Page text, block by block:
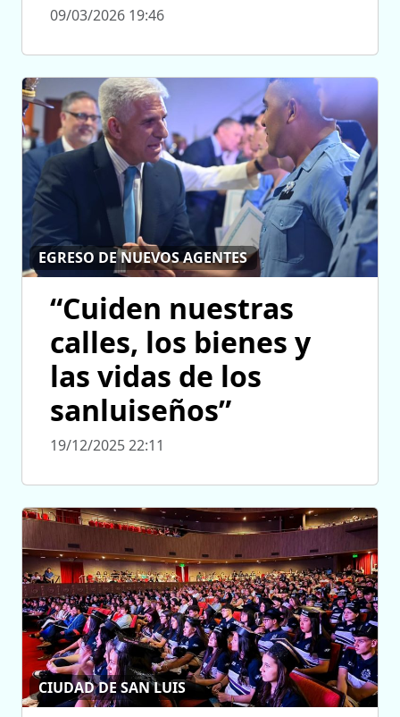
09/03/2026 19:46
EGRESO DE NUEVOS AGENTES
“Cuiden nuestras
calles, los bienes y
las vidas de los
sanluiseños”
19/12/2025 22:11
CIUDAD DE SAN LUIS